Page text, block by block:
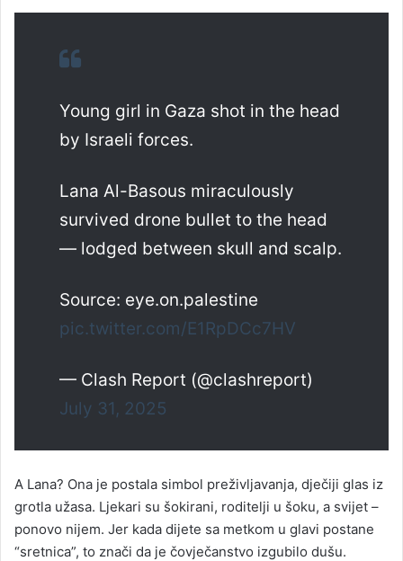
Young girl in Gaza shot in the head
by Israeli forces.
Lana Al-Basous miraculously
survived drone bullet to the head
— lodged between skull and scalp.
Source: eye.on.palestine
pic.twitter.com/E1RpDCc7HV
— Clash Report (@clashreport)
July 31, 2025
A Lana? Ona je postala simbol preživljavanja, dječiji glas iz
grotla užasa. Ljekari su šokirani, roditelji u šoku, a svijet –
ponovo nijem. Jer kada dijete sa metkom u glavi postane
“sretnica”, to znači da je čovječanstvo izgubilo dušu.